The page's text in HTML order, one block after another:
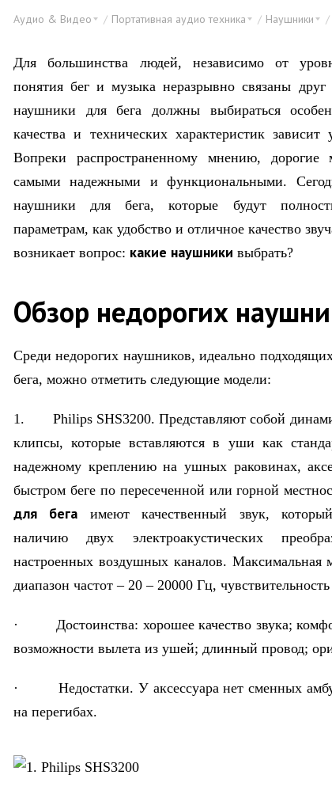
Аудио & Видео Портативная аудио техника Наушники
Для большинства людей, независимо от
понятия бег и музыка неразрывно связаны
наушники для бега должны выбираться
качества и технических характеристик
Вопреки распространенному мнению, дорогие
самыми надежными и функциональными.
наушники для бега, которые будут
параметрам, как удобство и отличное качество
возникает вопрос: какие наушники выбрать?
Обзор недорогих
Среди недорогих наушников, идеально
бега, можно отметить следующие модели:
1. Philips SHS3200. Представляют собой
клипсы, которые вставляются в уши как
надежному креплению на ушных раковинах,
быстром беге по пересеченной или горной
для бега имеют качественный звук, который
наличию двух электроакустических
настроенных воздушных каналов. Максимальная
диапазон частот – 20 – 20000 Гц,
· Достоинства: хорошее качество звука;
возможности вылета из ушей; длинный провод;
· Недостатки. У аксессуара нет сменных
на перегибах.